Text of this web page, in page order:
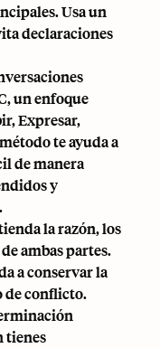
Usa un
declaraciones
un enfoque
Expresar,
te ayuda a
de manera
y
la razón, los
ambas partes.
a conservar la
de conflicto.
tienes